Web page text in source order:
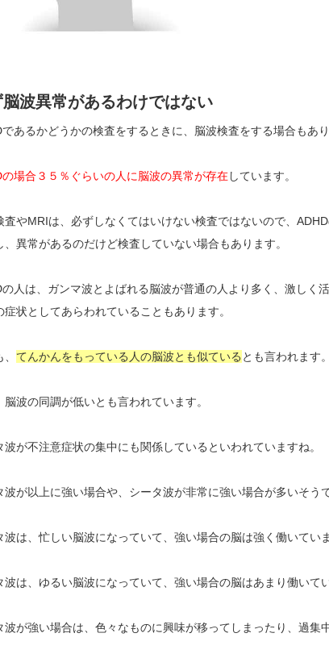
波異常があるわけではない
あるかどうかの検査をするときに、脳波検査をする場合もあり
の場合３５％ぐらいの人に脳波の異常が存在しています。
査やMRIは、必ずしなくてはいけない検査ではないので、
、異常があるのだけど検査していない場合もあります。
の人は、ガンマ波とよばれる脳波が普通の人より多く、激しく
症状としてあらわれていることもあります。
てんかんをもっている人の脳波とも似ている とも言われます。
脳波の同調が低いとも言われています。
波が不注意症状の集中にも関係しているといわれていますね。
波が以上に強い場合や、シータ波が非常に強い場合が多いそうで
波は、忙しい脳波になっていて、強い場合の脳は強く働いていま
波は、ゆるい脳波になっていて、強い場合の脳はあまり働いて
波が強い場合は、色々なものに興味が移ってしまったり、過集